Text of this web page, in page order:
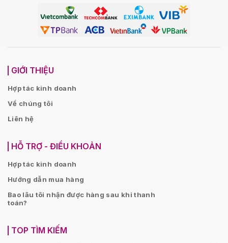
GIỚI THIỆU
Hợp tác kinh doanh
Về chúng tôi
Liên hệ
HỖ TRỢ - ĐIỀU KHOẢN
Hợp tác kinh doanh
Hướng dẫn mua hàng
Bao lâu tôi nhận được hàng sau khi thanh
toán?
TOP TÌM KIẾM